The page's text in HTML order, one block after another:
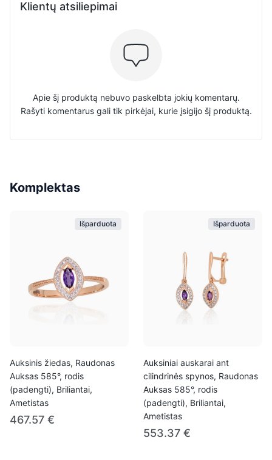
Klientų atsiliepimai
Apie šį produktą nebuvo paskelbta jokių komentarų.
Rašyti komentarus gali tik pirkėjai, kurie įsigijo šį produktą.
Komplektas
Išparduota
Auksinis žiedas, Raudonas
Auksas 585°, rodis
(padengti), Briliantai,
Ametistas
467.57 €
Išparduota
Auksiniai auskarai ant
cilindrinės spynos, Raudonas
Auksas 585°, rodis
(padengti), Briliantai,
Ametistas
553.37 €